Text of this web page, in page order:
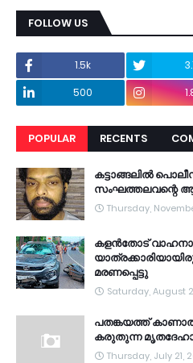
FOLLOW US
1.5k
500
POPULAR RECENTS
കട്ടാങ്ങലിൽ
സംഘത്തലവന്റെ
Thursday,
കളൻതോട്
മരണപ്പെട്ടു
Saturday, August
പതങ്കയത്ത്
കരുതുന്ന
Thursday, July 21,